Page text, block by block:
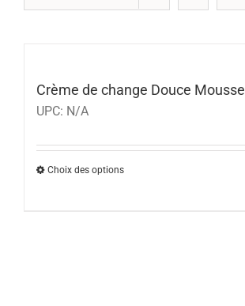
Crème de change Douce Mousse
UPC: N/A
Choix des options